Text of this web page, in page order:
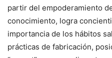
partir del empoderamiento
conocimiento, logra
importancia de los hábitos
prácticas de fabricación,